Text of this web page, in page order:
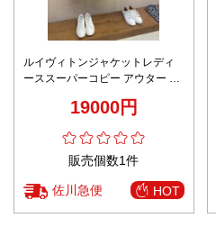
ルイヴィトンジャケットレディ
ーススーパーコピー アウター ト
19000円
販売個数1件
佐川急便 HOT